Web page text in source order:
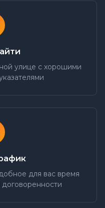
улице с хорошими
для вас время